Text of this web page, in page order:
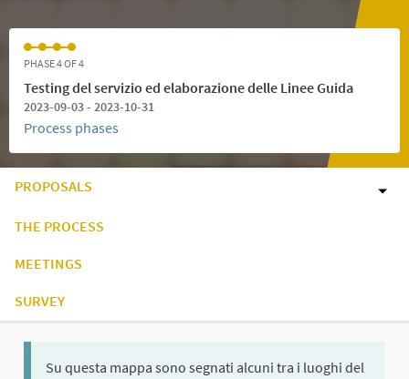
PHASE 4 OF 4
Testing del servizio ed elaborazione delle Linee Guida
2023-09-03 - 2023-10-31
Process phases
PROPOSALS
THE PROCESS
MEETINGS
SURVEY
Su questa mappa sono segnati alcuni tra i luoghi del